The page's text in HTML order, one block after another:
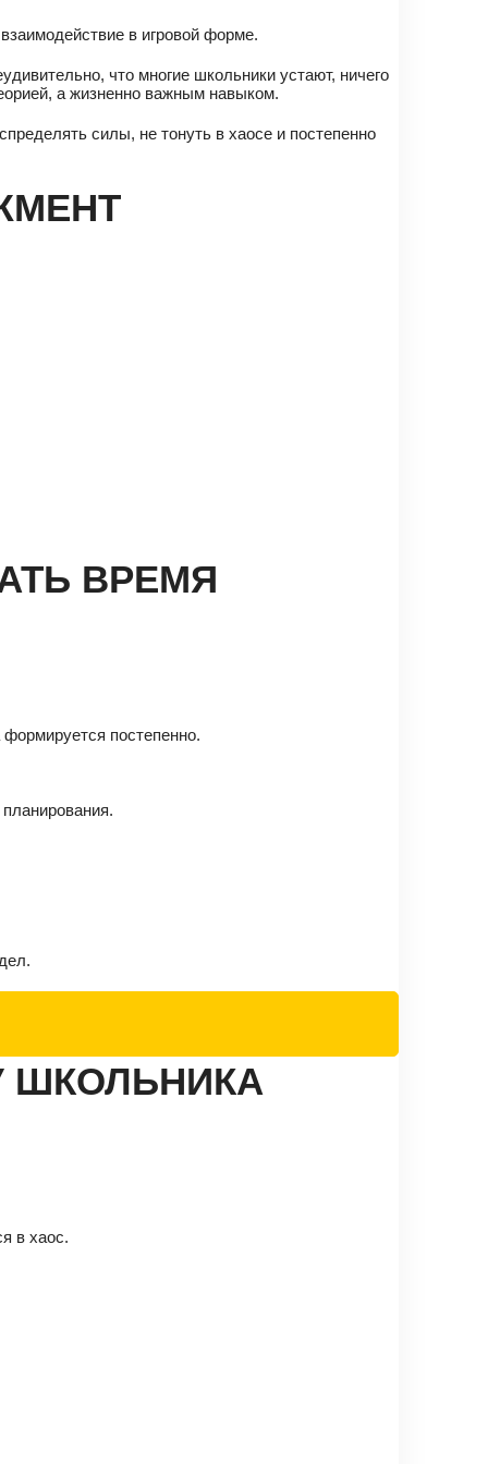
в игровой форме.
что многие школьники устают, ничего
а жизненно важным навыком.
силы, не тонуть в хаосе и постепенно
ВРЕМЯ
формируется постепенно.
ШКОЛЬНИКА
в хаос.